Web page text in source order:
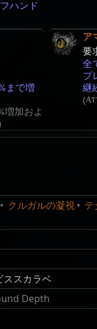
ハンド
まで増
増加およ
ア
要
全
プ
継
全ての元素耐性+2%
スジュエルの数量が
スジュエルは(15—25)
するアビスジュエル
an Abyss.
map, which most
On
Also, unlike
クルガルの凝視 テ
ススカラベ
Depth